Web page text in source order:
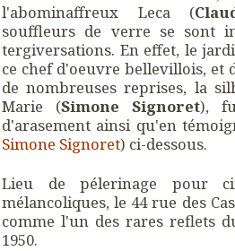
l'abominaffreux Leca (
souffleurs de verre se sont
tergiversations. En effet, le
ce chef d'oeuvre bellevillois, et
de nombreuses reprises, la
Marie (Simone Signoret),
d'arasement ainsi qu'en
Simone Signoret) ci-dessous.
Lieu de pélerinage pour
mélancoliques, le 44 rue des
comme l'un des rares reflets
1950.